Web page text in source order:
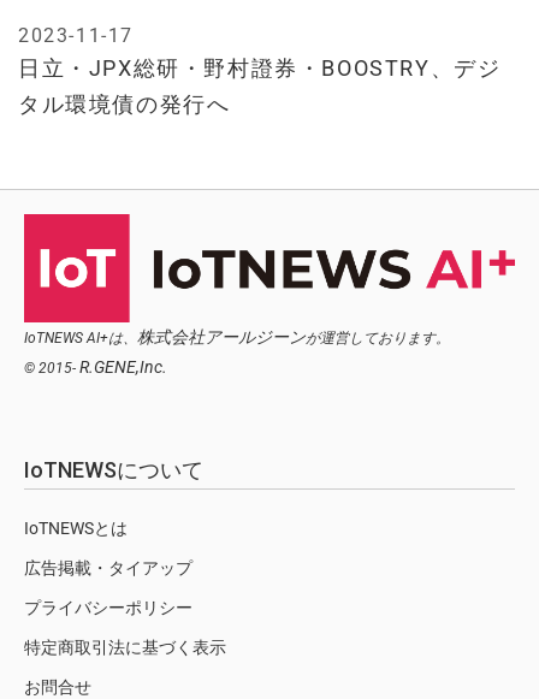
日立・JPX総研・野村證券・BOOSTRY、デジ
タル環境債の発行へ
2023-11-17
IoTNEWS AI+は、 株式会社アールジーンが運営しております。
© 2015- R.GENE,Inc.
IoTNEWSについて
IoTNEWSとは
広告掲載・タイアップ
プライバシーポリシー
特定商取引法に基づく表示
お問合せ